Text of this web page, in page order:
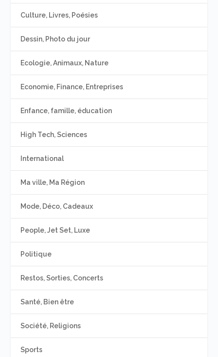
Culture, Livres, Poésies
Dessin, Photo du jour
Ecologie, Animaux, Nature
Economie, Finance, Entreprises
Enfance, famille, éducation
High Tech, Sciences
International
Ma ville, Ma Région
Mode, Déco, Cadeaux
People, Jet Set, Luxe
Politique
Restos, Sorties, Concerts
Santé, Bien être
Société, Religions
Sports